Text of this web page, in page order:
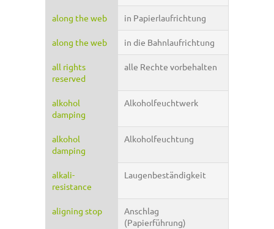
along the web in Papierlaufrichtung
along the web in die Bahnlaufrichtung
all rights
reserved
alle Rechte vorbehalten
alkohol
damping
Alkoholfeuchtwerk
alkohol
damping
Alkoholfeuchtung
alkali-
resistance
Laugenbeständigkeit
aligning stop
Anschlag
(Papierführung)